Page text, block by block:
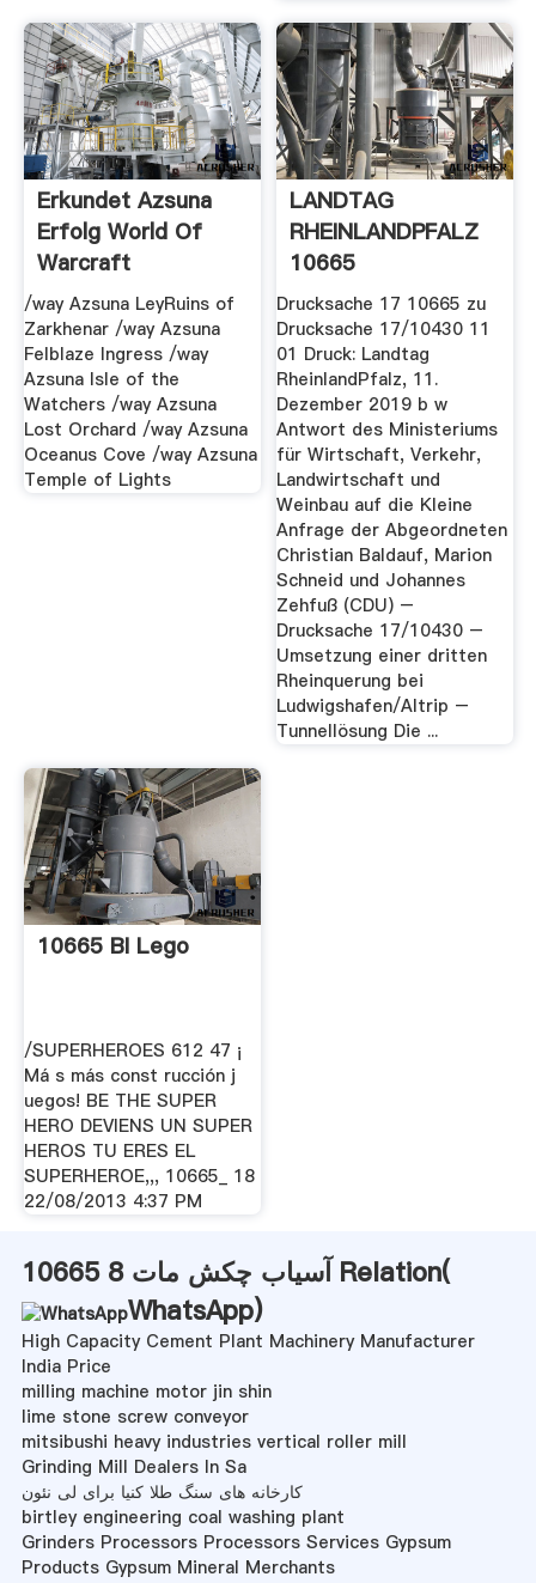
Erkundet Azsuna
Erfolg World Of
Warcraft
/way Azsuna LeyRuins of
Zarkhenar /way Azsuna
Felblaze Ingress /way
Azsuna Isle of the
Watchers /way Azsuna
Lost Orchard /way Azsuna
Oceanus Cove /way Azsuna
Temple of Lights
LANDTAG
RHEINLANDPFALZ
10665
Drucksache 17 10665 zu
Drucksache 17/10430 11
01 Druck: Landtag
RheinlandPfalz, 11.
Dezember 2019 b w
Antwort des Ministeriums
für Wirtschaft, Verkehr,
Landwirtschaft und
Weinbau auf die Kleine
Anfrage der Abgeordneten
Christian Baldauf, Marion
Schneid und Johannes
Zehfuß (CDU) –
Drucksache 17/10430 –
Umsetzung einer dritten
Rheinquerung bei
Ludwigshafen/Altrip –
Tunnellösung Die ...
10665 BI Lego
/SUPERHEROES 612 47 ¡
Má s más const rucción j
uegos! BE THE SUPER
HERO DEVIENS UN SUPER
HEROS TU ERES EL
SUPERHEROE,,, 10665_ 18
22/08/2013 4:37 PM
10665 8 آسیاب چکش مات Relation(
WhatsApp)
High Capacity Cement Plant Machinery Manufacturer
India Price
milling machine motor jin shin
lime stone screw conveyor
mitsibushi heavy industries vertical roller mill
Grinding Mill Dealers In Sa
کارخانه های سنگ طلا کنیا برای لی نئون
birtley engineering coal washing plant
Grinders Processors Processors Services Gypsum
Products Gypsum Mineral Merchants